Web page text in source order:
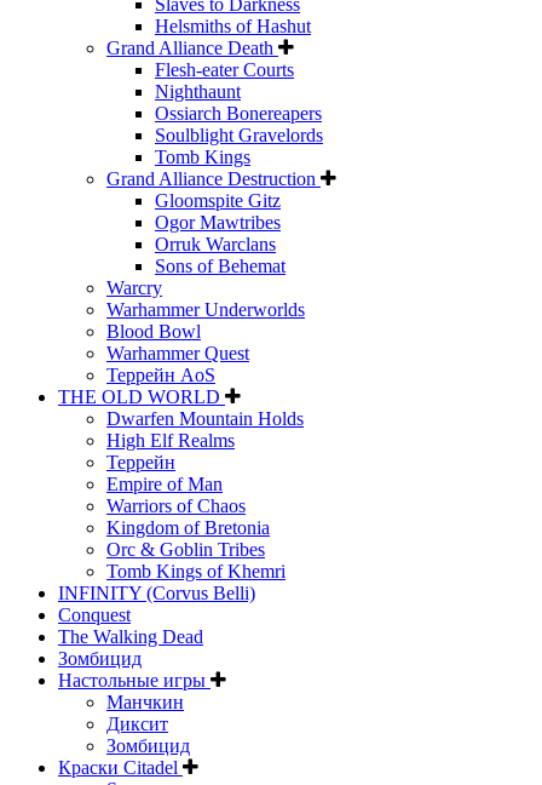
Slaves to Darkness
Helsmiths of Hashut
Grand Alliance Death
Flesh-eater Courts
Nighthaunt
Ossiarch Bonereapers
Soulblight Gravelords
Tomb Kings
Grand Alliance Destruction
Gloomspite Gitz
Ogor Mawtribes
Orruk Warclans
Sons of Behemat
Warcry
Warhammer Underworlds
Blood Bowl
Warhammer Quest
Террейн AoS
THE OLD WORLD
Dwarfen Mountain Holds
High Elf Realms
Террейн
Empire of Man
Warriors of Chaos
Kingdom of Bretonia
Orc & Goblin Tribes
Tomb Kings of Khemri
INFINITY (Corvus Belli)
Conquest
The Walking Dead
Зомбицид
Настольные игры
Манчкин
Диксит
Зомбицид
Краски Citadel